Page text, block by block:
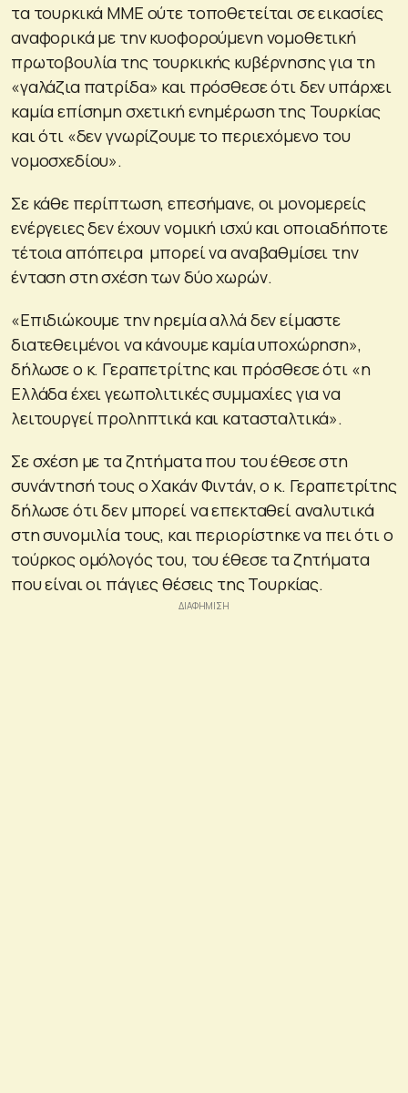
τα τουρκικά ΜΜΕ ούτε τοποθετείται σε εικασίες
αναφορικά με την κυοφορούμενη νομοθετική
πρωτοβουλία της τουρκικής κυβέρνησης για τη
«γαλάζια πατρίδα» και πρόσθεσε ότι δεν υπάρχει
καμία επίσημη σχετική ενημέρωση της Τουρκίας
και ότι «δεν γνωρίζουμε το περιεχόμενο του
νομοσχεδίου».
Σε κάθε περίπτωση, επεσήμανε, οι μονομερείς
ενέργειες δεν έχουν νομική ισχύ και οποιαδήποτε
τέτοια απόπειρα μπορεί να αναβαθμίσει την
ένταση στη σχέση των δύο χωρών.
«Επιδιώκουμε την ηρεμία αλλά δεν είμαστε
διατεθειμένοι να κάνουμε καμία υποχώρηση»,
δήλωσε ο κ. Γεραπετρίτης και πρόσθεσε ότι «η
Ελλάδα έχει γεωπολιτικές συμμαχίες για να
λειτουργεί προληπτικά και κατασταλτικά».
Σε σχέση με τα ζητήματα που του έθεσε στη
συνάντησή τους ο Χακάν Φιντάν, ο κ. Γεραπετρίτης
δήλωσε ότι δεν μπορεί να επεκταθεί αναλυτικά
στη συνομιλία τους, και περιορίστηκε να πει ότι ο
τούρκος ομόλογός του, του έθεσε τα ζητήματα
που είναι οι πάγιες θέσεις της Τουρκίας.